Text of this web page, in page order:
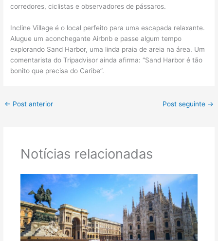
corredores, ciclistas e observadores de pássaros.
Incline Village é o local perfeito para uma escapada relaxante.
Alugue um aconchegante Airbnb e passe algum tempo
explorando Sand Harbor, uma linda praia de areia na área. Um
comentarista do Tripadvisor ainda afirma: “Sand Harbor é tão
bonito que precisa do Caribe”.
← Post anterior Post seguinte →
Notícias relacionadas